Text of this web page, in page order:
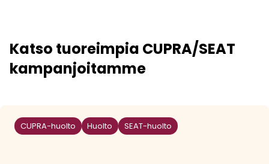
Katso tuoreimpia CUPRA/SEAT
kampanjoitamme
CUPRA-huolto Huolto SEAT-huolto